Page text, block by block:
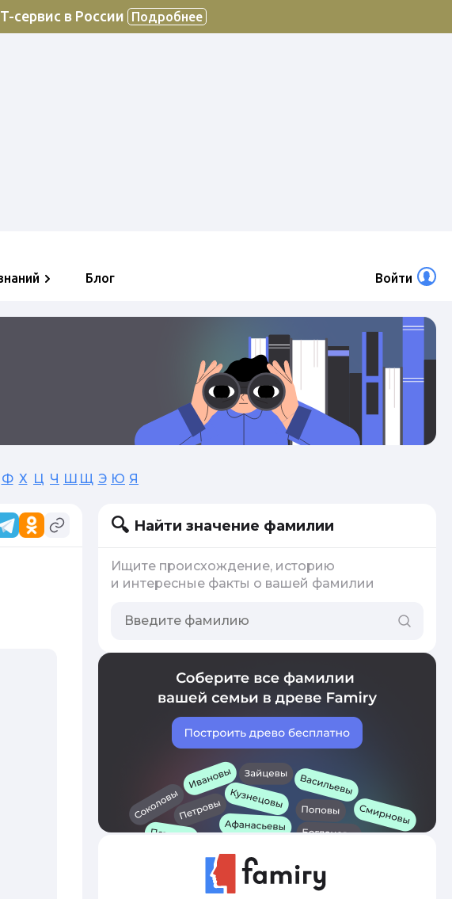
сервис в России Подробнее
Блог Войти
Ф Х Ц Ч Ш Щ Э Ю Я
Найти значение фамилии
Ищите происхождение, историю
и интересные факты о вашей фамилии